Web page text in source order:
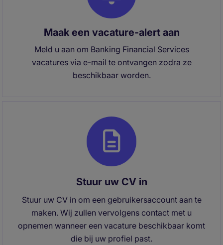
Maak een vacature-alert aan
Meld u aan om Banking Financial Services
vacatures via e-mail te ontvangen zodra ze
beschikbaar worden.
Stuur uw CV in
Stuur uw CV in om een gebruikersaccount aan te
maken. Wij zullen vervolgens contact met u
opnemen wanneer een vacature beschikbaar komt
die bij uw profiel past.